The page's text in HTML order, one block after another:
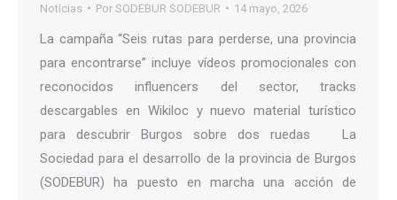
Noticias Por SODEBUR SODEBUR 14 mayo, 2026
La campaña “Seis rutas para perderse, una provincia
para encontrarse” incluye vídeos promocionales con
reconocidos influencers del sector, tracks
descargables en Wikiloc y nuevo material turístico
para descubrir Burgos sobre dos ruedas La
Sociedad para el desarrollo de la provincia de Burgos
(SODEBUR) ha puesto en marcha una acción de